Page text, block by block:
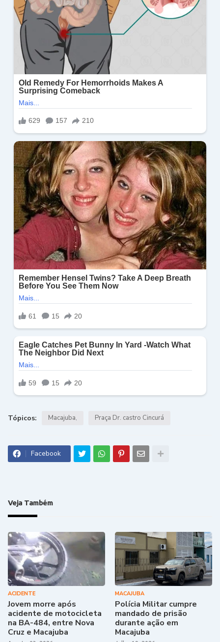
Tópicos: Macajuba Praça Dr. castro Cincurá
Facebook
Veja Também
ACIDENTE
Jovem morre após
acidente de motocicleta
na BA-484, entre Nova
Cruz e Macajuba
MACAJUBA
Polícia Militar cumpre
mandado de prisão
durante ação em
Macajuba